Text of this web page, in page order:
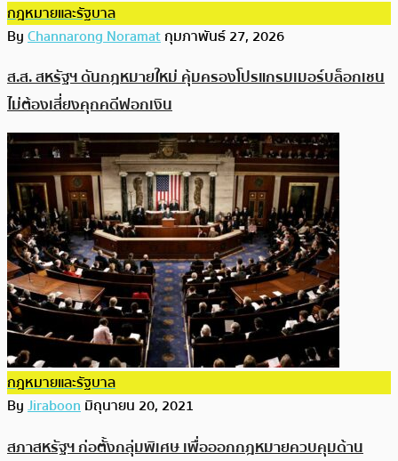
กฎหมายและรัฐบาล
ByChannarong Noramatกุมภาพันธ์ 27, 2026
ส.ส. สหรัฐฯ ดันกฎหมายใหม่ คุ้มครองโปรแกรมเมอร์บล็อกเชน
ไม่ต้องเสี่ยงคุกคดีฟอกเงิน
กฎหมายและรัฐบาล
ByJiraboonมิถุนายน 20, 2021
สภาสหรัฐฯ ก่อตั้งกลุ่มพิเศษ เพื่อออกกฎหมายควบคุมด้าน